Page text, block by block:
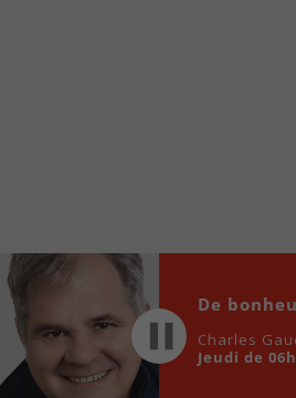
locale vous sont maintenant
Player
De
Charles
Jeudi de